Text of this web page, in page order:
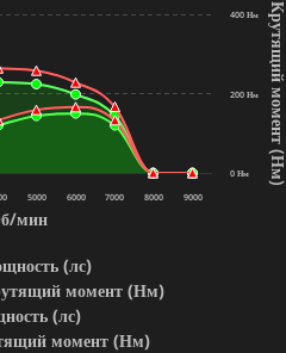
мин
(лс)
момент (Нм)
(лс)
момент (Нм)
5000 6000 7000 8000 9000
0 Нм
200 Нм
400 Нм